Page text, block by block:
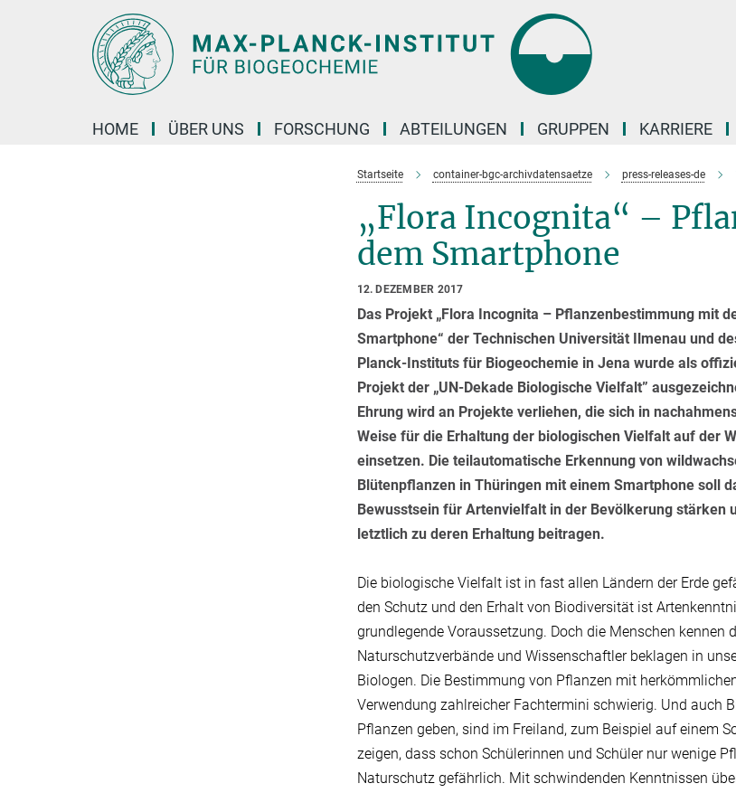
HOME ÜBER UNS FORSCHUNG ABTEILUNGEN GRUPPEN KARRIERE
Startseite container-bgc-archivdatensaetze press-releases-de
„Flora Incognita“ –
dem Smartphone
12. DEZEMBER 2017
Das Projekt „Flora Incognita – Pflanzenbestimmung mit
Smartphone“ der Technischen Universität Ilmenau und
Planck-Instituts für Biogeochemie in Jena wurde als
Projekt der „UN-Dekade Biologische Vielfalt”
Ehrung wird an Projekte verliehen, die sich in
Weise für die Erhaltung der biologischen Vielfalt auf der
einsetzen. Die teilautomatische Erkennung von
Blütenpflanzen in Thüringen mit einem Smartphone soll
Bewusstsein für Artenvielfalt in der Bevölkerung stärken
letztlich zu deren Erhaltung beitragen.
Die biologische Vielfalt ist in fast allen Ländern der Erde
den Schutz und den Erhalt von Biodiversität ist
grundlegende Voraussetzung. Doch die Menschen kennen
Naturschutzverbände und Wissenschaftler beklagen in
Biologen. Die Bestimmung von Pflanzen mit
Verwendung zahlreicher Fachtermini schwierig. Und auch
Pflanzen geben, sind im Freiland, zum Beispiel auf einem
zeigen, dass schon Schülerinnen und Schüler nur wenige
Naturschutz gefährlich. Mit schwindenden Kenntnissen